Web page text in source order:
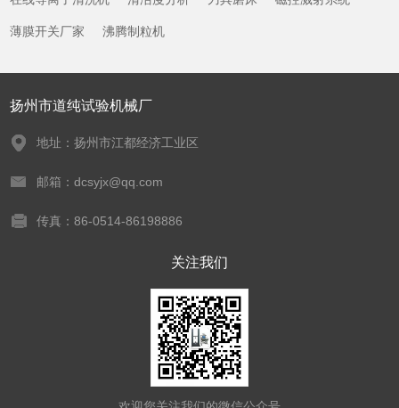
薄膜开关厂家 沸腾制粒机
扬州市道纯试验机械厂
地址：扬州市江都经济工业区
邮箱：dcsyjx@qq.com
传真：86-0514-86198886
关注我们